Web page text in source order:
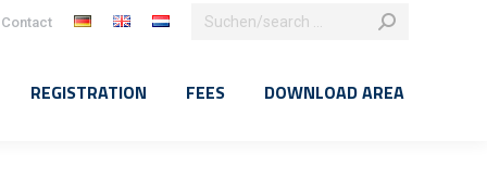
Contact
Search:
REGISTRATION FEES DOWNLOAD AREA